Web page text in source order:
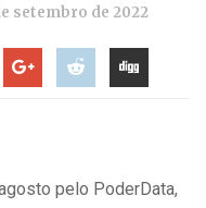
setembro de 2022
pelo PoderData,